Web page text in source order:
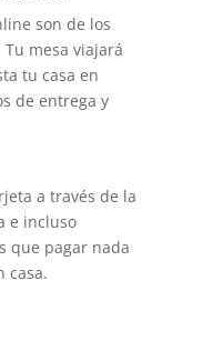
son de los
mesa viajará
tu casa en
de entrega y
a través de la
e incluso
que pagar nada
casa.